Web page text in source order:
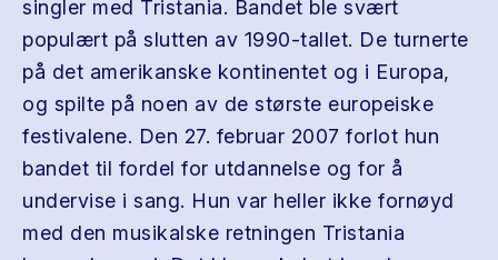
singler med Tristania. Bandet ble svært
populært på slutten av 1990-tallet. De turnerte
på det amerikanske kontinentet og i Europa,
og spilte på noen av de største europeiske
festivalene. Den 27. februar 2007 forlot hun
bandet til fordel for utdannelse og for å
undervise i sang. Hun var heller ikke fornøyd
med den musikalske retningen Tristania